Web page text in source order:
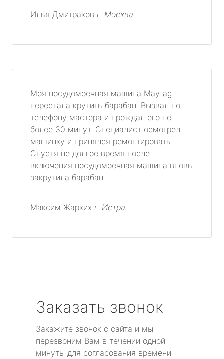
Илья Дмитраков г. Москва
Моя посудомоечная машина Maytag
перестала крутить барабан. Вызвал по
телефону мастера и прождал его не
более 30 минут. Специалист осмотрел
машинку и принялся ремонтировать.
Спустя не долгое время после
включения посудомоечная машина вновь
закрутила барабан.
Максим Жарких г. Истра
Заказать звонок
Закажите звонок с сайта и мы
перезвоним Вам в течении одной
минуты для согласования времени